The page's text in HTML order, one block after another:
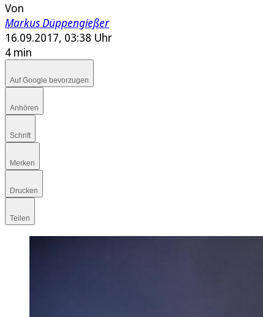
Von
Markus Düppengießer
16.09.2017, 03:38 Uhr
4 min
Auf Google bevorzugen
Anhören
Schrift
Merken
Drucken
Teilen